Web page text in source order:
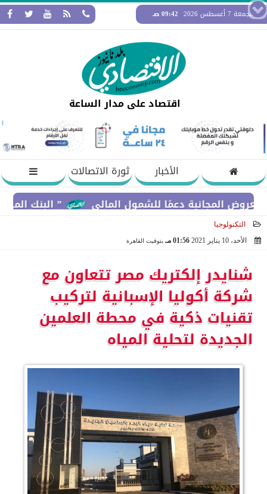
الجمعة 7 أغسطس 2026 09:42 صـ
اقتصاد على مدار الساعة
الأخبار
ثورة الاتصالات
” البنك المركزي” : معدلات الشمول المالي
دعمًا للشمول المالي
التكنولوجيا
الأحد، 10 يناير 2021
01:56 مـ بتوقيت القاهرة
شنايدر إلكتريك مصر تتعاون مع
شركة أكوليا الإسبانية لتركيب
تقنيات ذكية في محطة العلمين
الجديدة لتحلية المياه